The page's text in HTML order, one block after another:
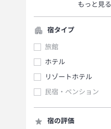
もっと見る
宿タイプ
旅館
ホテル
リゾートホテル
民宿・ペンション
宿の評価